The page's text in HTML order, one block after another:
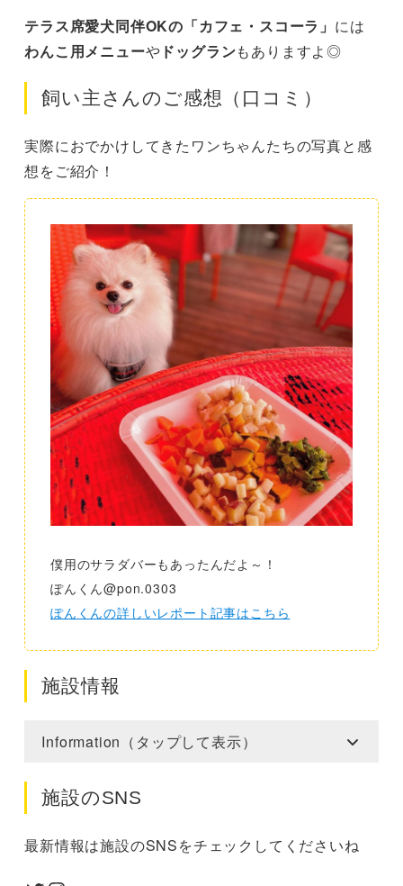
テラス席愛犬同伴OKの「カフェ・スコーラ」 には
わんこ用メニューや ドッグランもありますよ◎
飼い主さんのご感想（口コミ）
実際におでかけしてきたワンちゃんたちの写真と感
想をご紹介！
僕用のサラダバーもあったんだよ～！
ぽんくん@pon.0303
ぽんくんの詳しいレポート記事はこちら
施設情報
Information（タップして表示）
施設のSNS
最新情報は施設のSNSをチェックしてくださいね